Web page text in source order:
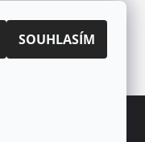
SOUHLASÍM